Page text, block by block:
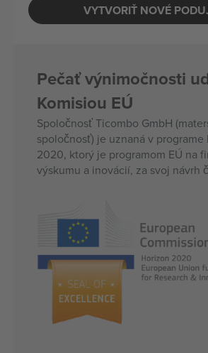
VYTVORIŤ NOVÉ
Pečať výnimočnosti
Komisiou EÚ
Spoločnosť Ticombo GmbH
spoločnosť) je uznaná v programe
2020, ktorý je programom EÚ na
výskumu a inovácií, za svoj návrh